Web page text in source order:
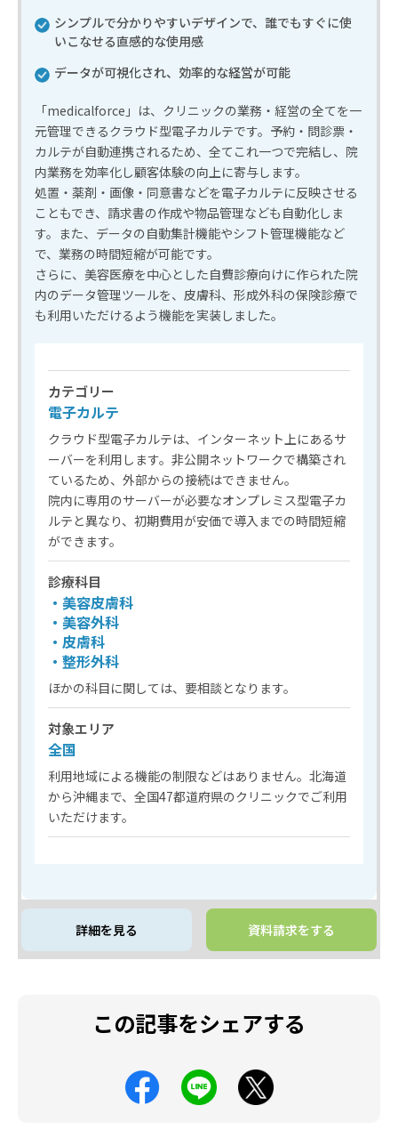
シンプルで分かりやすいデザインで、誰でもすぐに使
いこなせる直感的な使用感
データが可視化され、効率的な経営が可能
「medicalforce」は、クリニックの業務・経営の全てを一
元管理できるクラウド型電子カルテです。予約・問診票・
カルテが自動連携されるため、全てこれ一つで完結し、院
内業務を効率化し顧客体験の向上に寄与します。
処置・薬剤・画像・同意書などを電子カルテに反映させる
こともでき、請求書の作成や物品管理なども自動化しま
す。また、データの自動集計機能やシフト管理機能など
で、業務の時間短縮が可能です。
さらに、美容医療を中心とした自費診療向けに作られた院
内のデータ管理ツールを、皮膚科、形成外科の保険診療で
も利用いただけるよう機能を実装しました。
カテゴリー
電子カルテ
クラウド型電子カルテは、インターネット上にあるサ
ーバーを利用します。非公開ネットワークで構築され
ているため、外部からの接続はできません。
院内に専用のサーバーが必要なオンプレミス型電子カ
ルテと異なり、初期費用が安価で導入までの時間短縮
ができます。
診療科目
・美容皮膚科
・美容外科
・皮膚科
・整形外科
ほかの科目に関しては、要相談となります。
対象エリア
全国
利用地域による機能の制限などはありません。北海道
から沖縄まで、全国47都道府県のクリニックでご利用
いただけます。
詳細を見る 資料請求をする
この記事をシェアする